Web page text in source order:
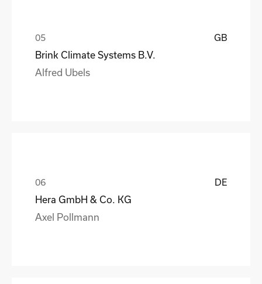
GB
Brink Climate Systems B.V.
Alfred Ubels
DE
Hera GmbH & Co. KG
Axel Pollmann